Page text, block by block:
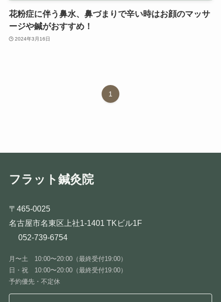
花粉症に伴う鼻水、鼻づまりで辛い時はお顔のマッサ
ージや鍼がおすすめ！
2024年3月16日
1
フラット鍼灸院
〒465-0025
名古屋市名東区上社1-1401 TKビル1F
052-739-6754
月〜土 10:00〜20:00（最終受付19:00）
日・祝 10:00〜20:00（最終受付19:00）
予約優先・不定休